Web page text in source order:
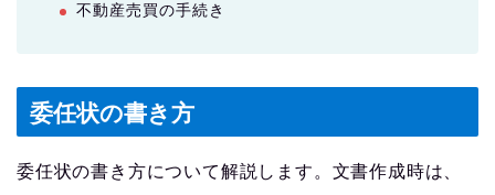
不動産売買の手続き
委任状の書き方
委任状の書き方について解説します。文書作成時は、